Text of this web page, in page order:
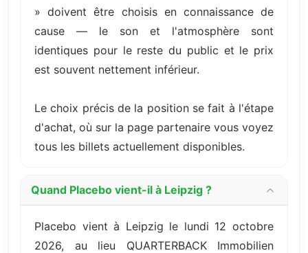
» doivent être choisis en connaissance de
cause — le son et l'atmosphère sont
identiques pour le reste du public et le prix
est souvent nettement inférieur.
Le choix précis de la position se fait à l'étape
d'achat, où sur la page partenaire vous voyez
tous les billets actuellement disponibles.
Quand Placebo vient-il à Leipzig ?
Placebo vient à Leipzig le lundi 12 octobre
2026, au lieu QUARTERBACK Immobilien